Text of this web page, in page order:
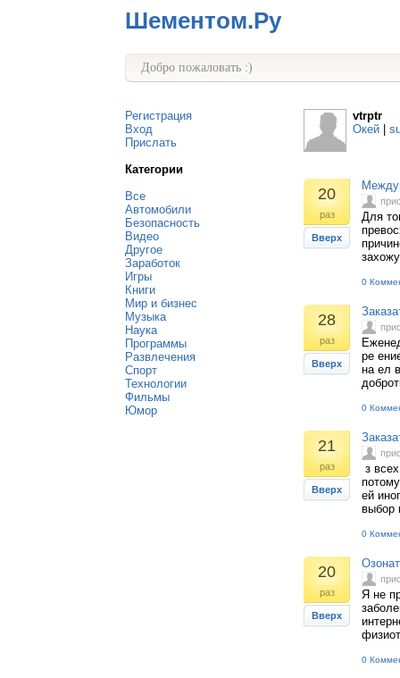
Шементом.Ру
Добро пожаловать :)
Регистрация
Вход
Прислать
Категории
Все
Автомобили
Безопасность
Видео
Другое
Заработок
Игры
Книги
Мир и бизнес
Музыка
Наука
Программы
Развлечения
Спорт
Технологии
Фильмы
Юмор
vtrptr
Окей
20
раз
Вверх
Для
0
28
раз
Вверх
ре
на ел
0
21
раз
Вверх
з
ей
выбор
0
20
раз
Вверх
Я не
0